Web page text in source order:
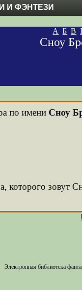
И ФЭНТЕЗИ
А Б В
Сноу
по имени Сноу
которого зовут
Электронная библиотека